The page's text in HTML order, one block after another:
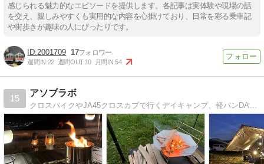
感じられる魅力的なエピソードを提供します。各記事は実体験や現場の話
を交え、親しみやすくも実用的な内容を心掛けており、日常を彩る乗車記
や街歩きが趣味の人にぴったりです。
2001709 17
週間IN:22 週間OUT:10 月間IN:54
15
アソブラボ
クロスバイクやJA45クロスカブで行くデイキャンプ、軽バンDA17Vエブリイで夫婦車中泊や夫婦キャンプなどなど、自然好き夫婦の週末軽バンライフのブログ。時々キャンプ道具のDIYや食べ歩きもあり。